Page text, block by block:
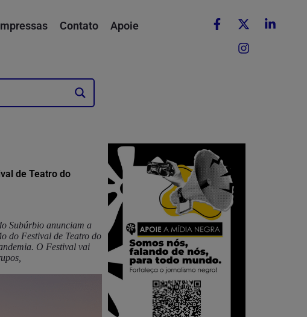
Contato Apoie
de Teatro do
Subúrbio anunciam a
do Festival de Teatro do
O Festival vai